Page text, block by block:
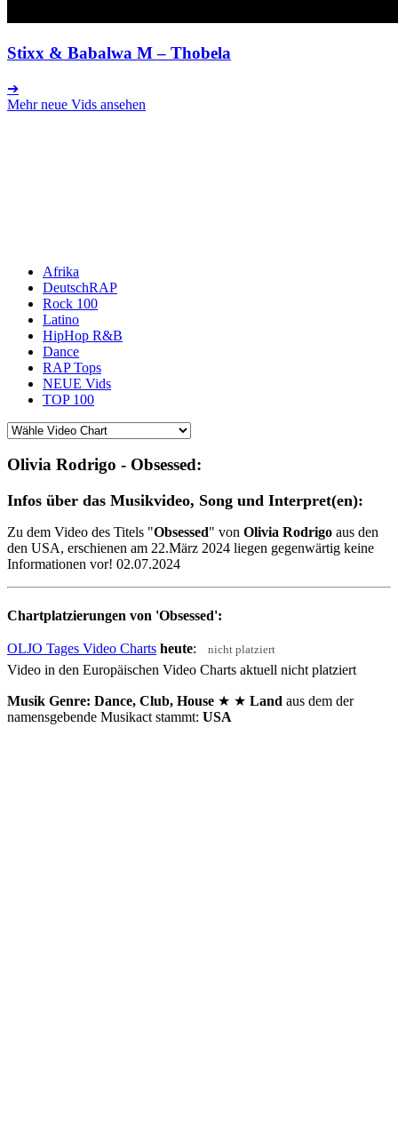
Stixx & Babalwa M– Thobela
➔
Mehr neue Vids ansehen
Afrika
DeutschRAP
Rock 100
Latino
HipHop R&B
Dance
RAP Tops
NEUE Vids
TOP 100
Olivia Rodrigo - Obsessed:
Infos über das Musikvideo, Song und Interpret(en):
Zu dem Video des Titels "Obsessed" von Olivia Rodrigo aus den
den USA, erschienen am 22.März 2024 liegen gegenwärtig keine
Informationen vor! 02.07.2024
Chartplatzierungen von 'Obsessed':
OLJO Tages Video Charts heute: nicht platziert
Video in den Europäischen Video Charts aktuell nicht platziert
Musik Genre: Dance, Club, House ★ ★ Land aus dem der
namensgebende Musikact stammt: USA